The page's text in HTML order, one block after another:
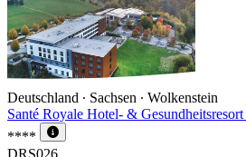
Deutschland ∙ Sachsen ∙ Wolkenstein
Santé Royale Hotel- &
****
DRS026